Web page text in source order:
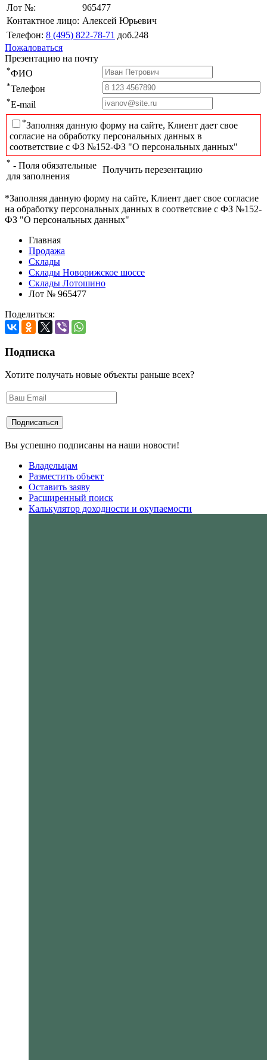
Лот №:
965477
Контактное лицо: Алексей Юрьевич
Телефон: 8 (495) 822-78-71 доб.248
Пожаловаться
Презентацию на почту
*ФИО
*Телефон
*E-mail
*Заполняя данную форму на сайте, Клиент дает свое
согласие на обработку персональных данных в
соответствие с ФЗ №152-ФЗ "О персональных данных"
* - Поля обязательные
для заполнения
Получить перезентацию
*Заполняя данную форму на сайте, Клиент дает свое согласие
на обработку персональных данных в соответсвие с ФЗ №152-
ФЗ "О персональных данных"
Главная
Продажа
Склады
Склады Новорижское шоссе
Склады Лотошино
Лот № 965477
Поделиться:
Подписка
Хотите получать новые объекты раньше всех?
Вы успешно подписаны на наши новости!
Владельцам
Разместить объект
Оставить заяву
Расширенный поиск
Калькулятор доходности и окупаемости